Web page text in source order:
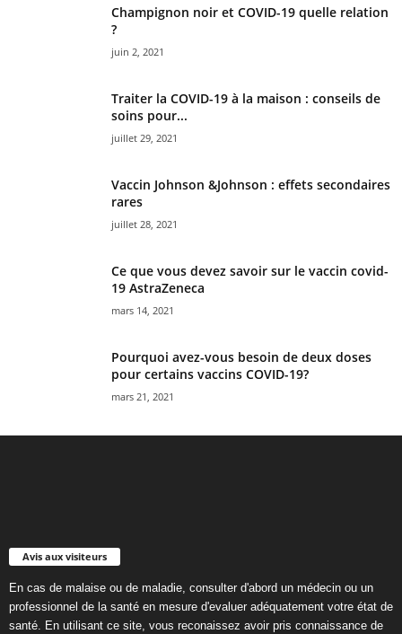
Champignon noir et COVID-19 quelle relation
?
juin 2, 2021
Traiter la COVID-19 à la maison : conseils de
soins pour...
juillet 29, 2021
Vaccin Johnson &Johnson : effets secondaires
rares
juillet 28, 2021
Ce que vous devez savoir sur le vaccin covid-
19 AstraZeneca
mars 14, 2021
Pourquoi avez-vous besoin de deux doses
pour certains vaccins COVID-19?
mars 21, 2021
Avis aux visiteurs
En cas de malaise ou de maladie, consulter d'abord un médecin ou un
professionnel de la santé en mesure d'evaluer adéquatement votre état de
santé. En utilisant ce site, vous reconaissez avoir pris connaissance de